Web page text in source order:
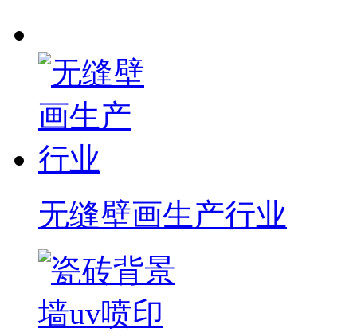
无缝壁画生产行业